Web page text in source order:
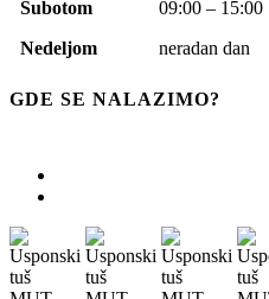
Subotom 09:00 – 15:00
Nedeljom neradan dan
GDE SE NALAZIMO?